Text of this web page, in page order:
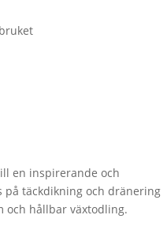
en inspirerande och
täckdikning och dränering
och hållbar växtodling.